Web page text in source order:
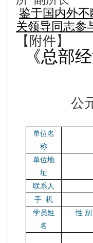
鉴于国内外
关领导同志参
【附件】
《总部
公
单位名
称
单位地
址
联系人
手 机
学员姓
名
性 别